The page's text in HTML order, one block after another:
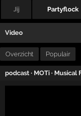
Jij Partyflock
Video
Overzicht Populair
podcast · MOTi · Musical